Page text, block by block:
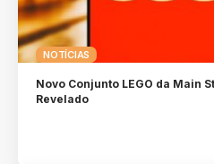
NOTÍCIAS
Novo Conjunto LEGO da Main
Revelado